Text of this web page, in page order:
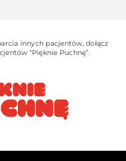
innych pacjentów, dołącz
“Pięknie Puchnę”.